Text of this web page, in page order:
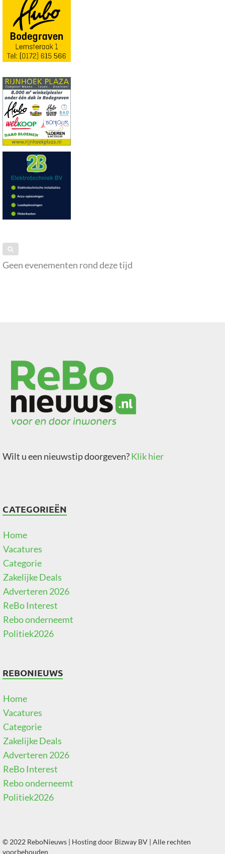
Geen evenementen rond deze tijd
Wilt u een nieuwstip doorgeven?Klik hier
CATEGORIEËN
Home
Vacatures
Categorie
Zakelijke Deals
Adverteren 2026
ReBo Interest
Rebo onderneemt
Politiek2026
REBONIEUWS
Home
Vacatures
Categorie
Zakelijke Deals
Adverteren 2026
ReBo Interest
Rebo onderneemt
Politiek2026
© 2022 ReboNieuws | Hosting door Bizway BV | Alle rechten
voorbehouden